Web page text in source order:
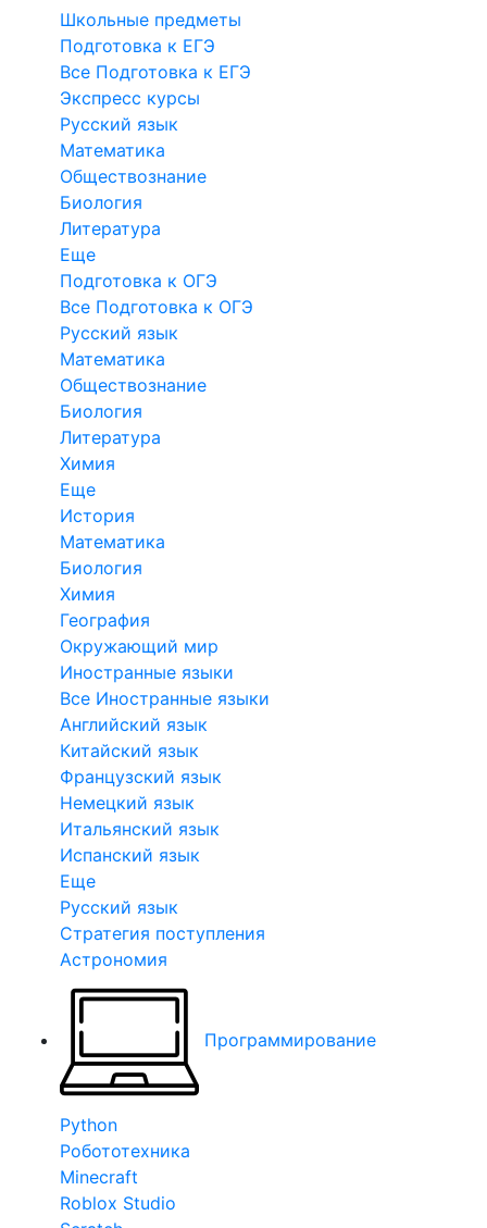
Школьные предметы
Подготовка к ЕГЭ
Все Подготовка к ЕГЭ
Экспресс курсы
Русский язык
Математика
Обществознание
Биология
Литература
Еще
Подготовка к ОГЭ
Все Подготовка к ОГЭ
Русский язык
Математика
Обществознание
Биология
Литература
Химия
Еще
История
Математика
Биология
Химия
География
Окружающий мир
Иностранные языки
Все Иностранные языки
Английский язык
Китайский язык
Французский язык
Немецкий язык
Итальянский язык
Испанский язык
Еще
Русский язык
Стратегия поступления
Астрономия
Программирование
Python
Робототехника
Minecraft
Roblox Studio